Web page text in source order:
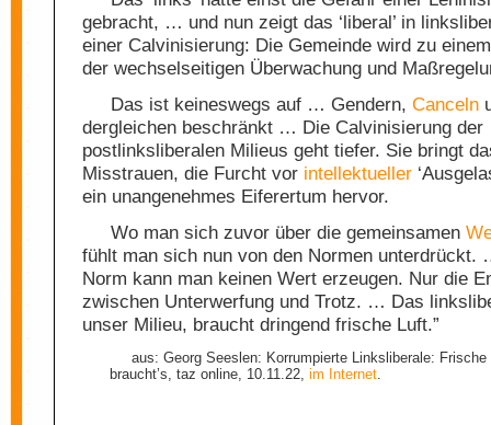
gebracht, … und nun zeigt das ‘liberal’ in
einer Calvinisierung: Die Gemeinde wird zu
der wechselseitigen Überwachung und
Das ist keineswegs auf … Gendern, Canceln
dergleichen beschränkt … Die Calvinisierung der
postlinksliberalen Milieus geht tiefer. Sie bringt
Misstrauen, die Furcht vor intellektueller
ein unangenehmes Eiferertum hervor.
Wo man sich zuvor über die gemeinsamen
fühlt man sich nun von den Normen unterdrückt.
Norm kann man keinen Wert erzeugen. Nur die
zwischen Unterwerfung und Trotz. … Das
unser Milieu, braucht dringend frische Luft.”
aus: Georg Seeslen: Korrumpierte Linksliberale: Frische
braucht’s, taz online, 10.11.22, im Internet.